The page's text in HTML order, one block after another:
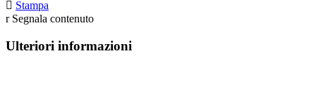
 Stampa
r Segnala contenuto
Ulteriori informazioni